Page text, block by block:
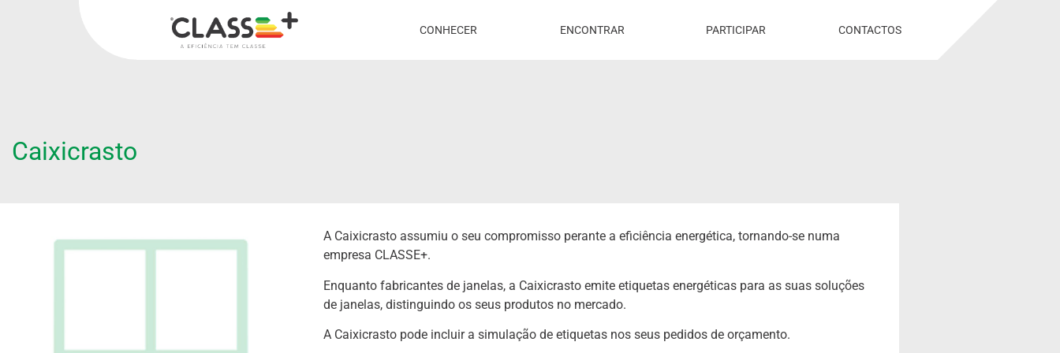
CONHECER ENCONTRAR PARTICIPAR CONTACTOS
Caixicrasto
A Caixicrasto assumiu o seu compromisso perante a eficiência energética, tornando-se numa
empresa CLASSE+.
Enquanto fabricantes de janelas, a Caixicrasto emite etiquetas energéticas para as suas soluções
de janelas, distinguindo os seus produtos no mercado.
A Caixicrasto pode incluir a simulação de etiquetas nos seus pedidos de orçamento.